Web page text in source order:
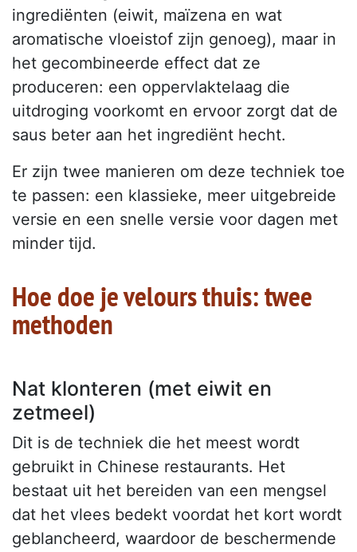
ingrediënten (eiwit, maïzena en wat
aromatische vloeistof zijn genoeg), maar in
het gecombineerde effect dat ze
produceren: een oppervlaktelaag die
uitdroging voorkomt en ervoor zorgt dat de
saus beter aan het ingrediënt hecht.
Er zijn twee manieren om deze techniek toe
te passen: een klassieke, meer uitgebreide
versie en een snelle versie voor dagen met
minder tijd.
Hoe doe je velours thuis: twee
methoden
Nat klonteren (met eiwit en
zetmeel)
Dit is de techniek die het meest wordt
gebruikt in Chinese restaurants. Het
bestaat uit het bereiden van een mengsel
dat het vlees bedekt voordat het kort wordt
geblancheerd, waardoor de beschermende